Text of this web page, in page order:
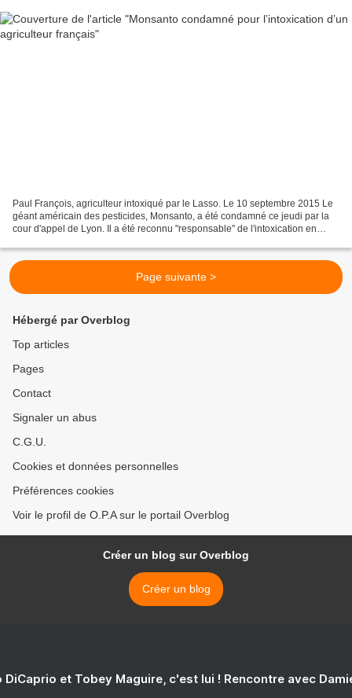
Paul François, agriculteur intoxiqué par le Lasso. Le 10 septembre 2015 Le
géant américain des pesticides, Monsanto, a été condamné ce jeudi par la
cour d'appel de Lyon. Il a été reconnu "responsable" de l'intoxication en
Page suivante >
Hébergé par Overblog
Top articles
Pages
Contact
Signaler un abus
C.G.U.
Cookies et données personnelles
Préférences cookies
Voir le profil de O.P.A sur le portail Overblog
Créer un blog sur Overblog
Créer un blog
DiCaprio et Tobey Maguire, c'est lui ! Rencontre avec